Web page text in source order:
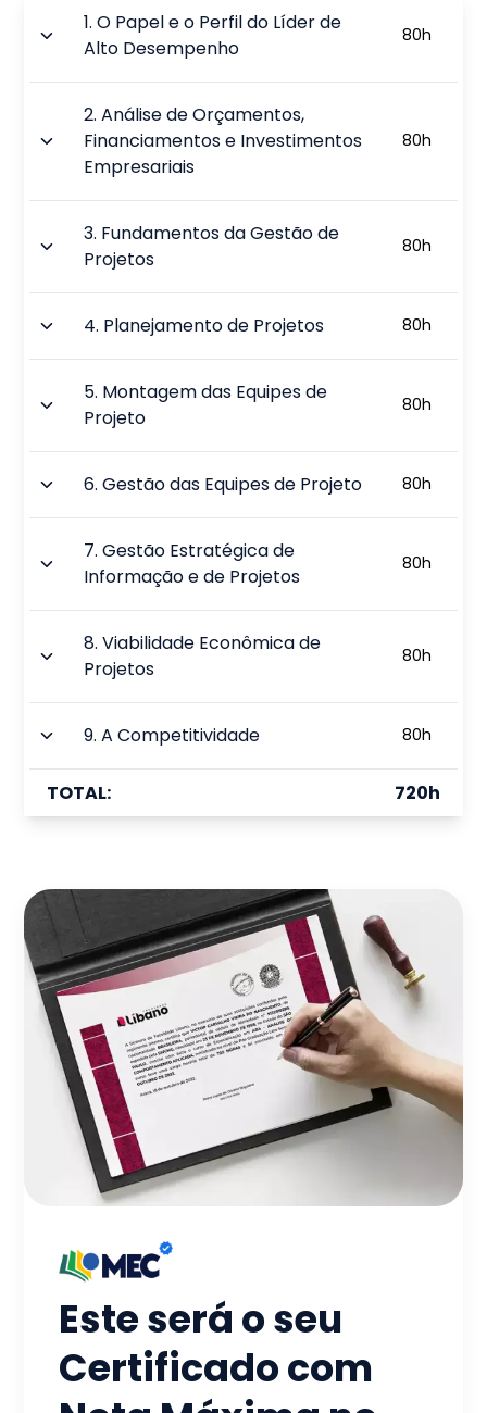
1.O Papel e o Perfil do Líder de
Alto Desempenho
80h
2.Análise de Orçamentos,
Financiamentos e Investimentos
Empresariais
80h
3. Fundamentos da Gestão de
Projetos
80h
4. Planejamento de Projetos 80h
5. Montagem das Equipes de
Projeto
80h
6.Gestão das Equipes de Projeto 80h
7.Gestão Estratégica de
Informação e de Projetos
80h
8.Viabilidade Econômica de
Projetos
80h
9.A Competitividade 80h
TOTAL: 720h
Este será o seu
Certificado com